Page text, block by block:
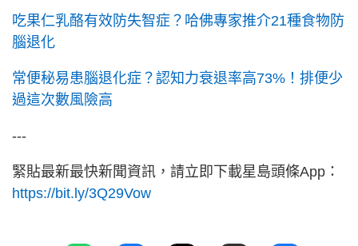
吃果仁乳酪有效防失智症？哈佛專家推介21種食物防
腦退化
常便秘易患腦退化症？認知力衰退率高73%！排便少
過這次數風險高
---
緊貼最新最快新聞資訊，請立即下載星島頭條App：
https://bit.ly/3Q29Vow